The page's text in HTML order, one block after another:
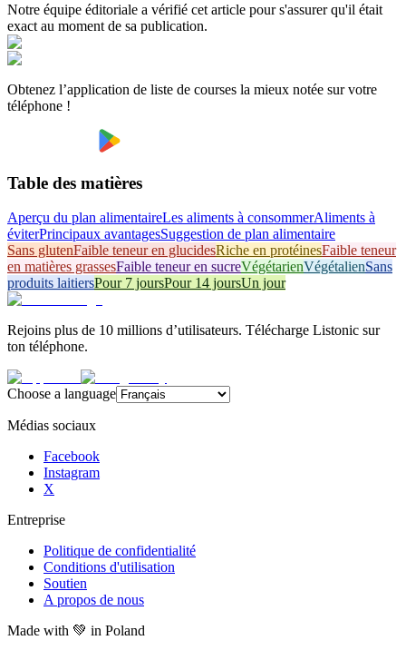
Notre équipe éditoriale a vérifié cet article pour s'assurer qu'il était
exact au moment de sa publication.
Obtenez l’application de liste de courses la mieux notée sur votre
téléphone !
Table des matières
Aperçu du plan alimentaireLes aliments à consommerAliments à
éviterPrincipaux avantagesSuggestion de plan alimentaire
Sans glutenFaible teneur en glucidesRiche en protéinesFaible teneur
en matières grassesFaible teneur en sucreVégétarienVégétalienSans
produits laitiersPour 7 joursPour 14 joursUn jour
Rejoins plus de 10 millions d’utilisateurs. Télécharge Listonic sur
ton téléphone.
Choose a language
Médias sociaux
Facebook
Instagram
X
Entreprise
Politique de confidentialité
Conditions d'utilisation
Soutien
A propos de nous
Made with 💚 in Poland